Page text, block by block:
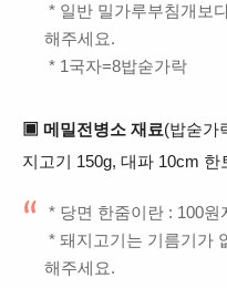
* 일반 밀가루부침개보
해주세요.
* 1국자=8밥숟가락
▣ 메밀전병소 재료(밥숟가
지고기 150g, 대파 10cm
* 당면 한줌이란 : 100
* 돼지고기는 기름기가
해주세요.